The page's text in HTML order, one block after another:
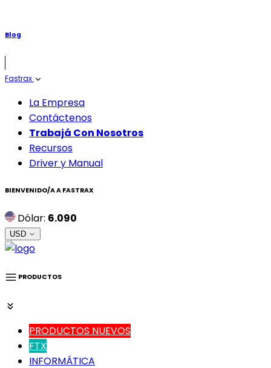
Blog
Fastrax
La Empresa
Contáctenos
Trabajá Con Nosotros
Recursos
Driver y Manual
BIENVENIDO/A A FASTRAX
Dólar: 6.090
USD
PRODUCTOS
PRODUCTOS NUEVOS
FTX
INFORMÁTICA